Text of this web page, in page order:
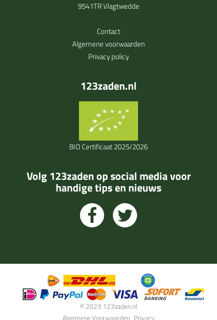
9541TR Vlagtwedde
Contact
Algemene voorwaarden
Privacy policy
123zaden.nl
BIO Certificaat 2025/2026
Volg 123zaden op social media voor
handige tips en nieuws
© 2023 123zaden.nl
Algemene Voorwaarden Privacy